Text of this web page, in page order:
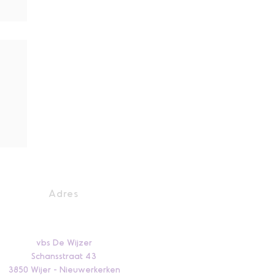
Adres
vbs De Wijzer
Schansstraat 43
3850 Wijer - Nieuwerkerken